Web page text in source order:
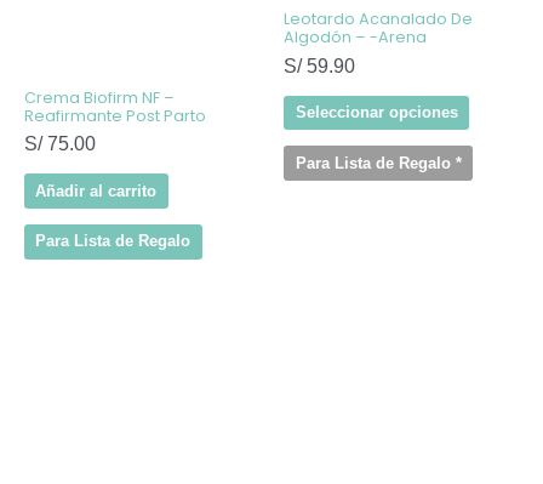
Crema Biofirm NF –
Reafirmante Post Parto
S/75.00
Añadir al carrito
Para Lista de Regalo
Leotardo Acanalado De
Algodón – -Arena
S/59.90
Seleccionar opciones
elegir
en
producto
Para Lista de Regalo*